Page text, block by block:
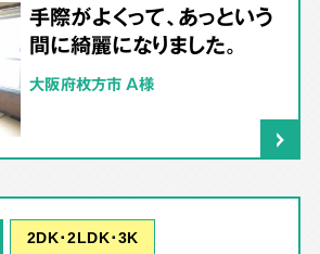
手際がよくって、あっという
間に綺麗になりました。
大阪府枚方市 A様
2DK･2LDK･3K